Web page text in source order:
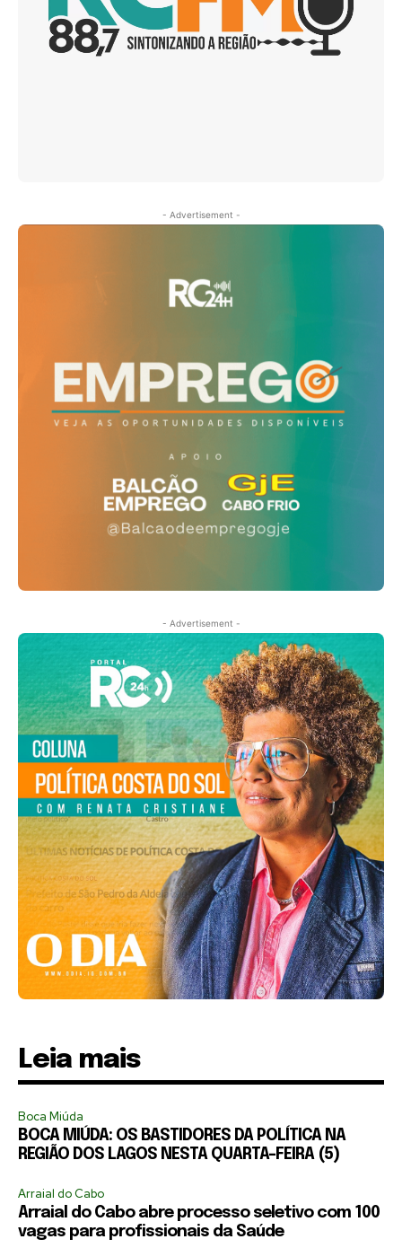
- Advertisement -
- Advertisement -
Leia mais
Boca Miúda
BOCA MIÚDA: OS BASTIDORES DA POLÍTICA NA
REGIÃO DOS LAGOS NESTA QUARTA-FEIRA (5)
Arraial do Cabo
Arraial do Cabo abre processo seletivo com 100
vagas para profissionais da Saúde